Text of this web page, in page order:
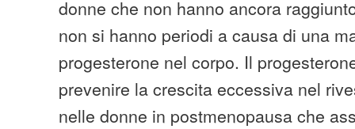
donne che non hanno ancora
non si hanno periodi a causa di una
progesterone nel corpo. Il
prevenire la crescita eccessiva nel
nelle donne in postmenopausa che